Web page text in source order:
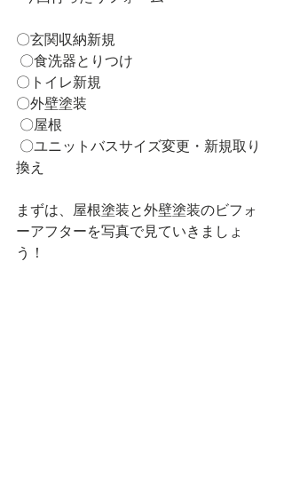
〇玄関収納新規
〇食洗器とりつけ
〇トイレ新規
〇外壁塗装
〇屋根
換え
まずは、屋根塗装と外壁塗装のビフォ
ーアフターを写真で見ていきましょ
う！